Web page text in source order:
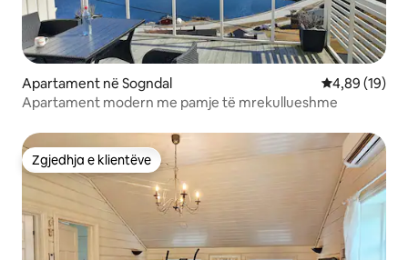
Apartament në Sogndal Vlerësimi
4,89 (19)
Apartament modern me pamje të mrekullueshme
Zgjedhja e klientëve
Zgjedhja e klientëve